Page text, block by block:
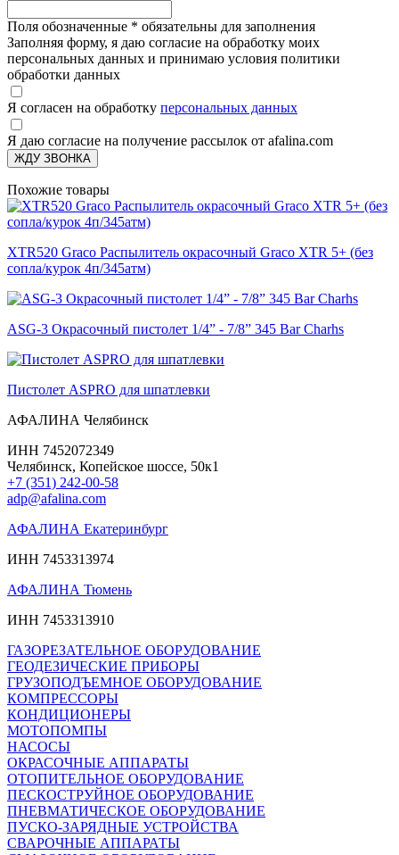
Поля обозначенные * обязательны для заполнения
Заполняя форму, я даю согласие на обработку моих
персональных данных и принимаю условия политики
обработки данных
Я согласен на обработку персональных данных
Я даю согласие на получение рассылок от afalina.com
ЖДУ ЗВОНКА
Похожие товары
XTR520 Graco Распылитель окрасочный Graco XTR 5+ (без
сопла/курок 4п/345атм)
ASG-3 Окрасочный пистолет 1/4” - 7/8” 345 Bar Charhs
Пистолет ASPRO для шпатлевки
АФАЛИНА Челябинск
ИНН 7452072349
Челябинск, Копейское шоссе, 50к1
+7 (351) 242-00-58
adp@afalina.com
АФАЛИНА Екатеринбург
ИНН 7453313974
АФАЛИНА Тюмень
ИНН 7453313910
ГАЗОРЕЗАТЕЛЬНОЕ ОБОРУДОВАНИЕ
ГЕОДЕЗИЧЕСКИЕ ПРИБОРЫ
ГРУЗОПОДЪЕМНОЕ ОБОРУДОВАНИЕ
КОМПРЕССОРЫ
КОНДИЦИОНЕРЫ
МОТОПОМПЫ
НАСОСЫ
ОКРАСОЧНЫЕ АППАРАТЫ
ОТОПИТЕЛЬНОЕ ОБОРУДОВАНИЕ
ПЕСКОСТРУЙНОЕ ОБОРУДОВАНИЕ
ПНЕВМАТИЧЕСКОЕ ОБОРУДОВАНИЕ
ПУСКО-ЗАРЯДНЫЕ УСТРОЙСТВА
СВАРОЧНЫЕ АППАРАТЫ